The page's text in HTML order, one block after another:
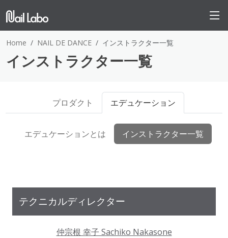
Home NAIL DE DANCE インストラクター一覧
インストラクター一覧
プロダクト エデュケーション
エデュケーションとは インストラクター一覧
テクニカルディレクター
仲宗根 幸子 Sachiko Nakasone